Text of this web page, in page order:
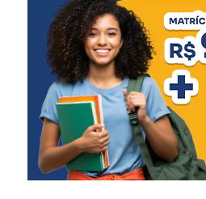
“Todas as
fizeram muito
este evento
uma festa de
união, onde a
pretende fazer
cidadão de